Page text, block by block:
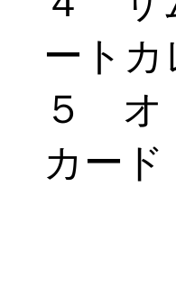
ートカ
５ オ
カー